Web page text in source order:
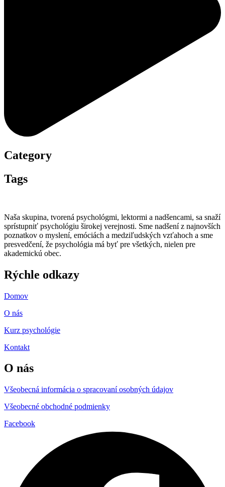
Category
Tags
Naša skupina, tvorená psychológmi, lektormi a nadšencami, sa snaží
sprístupniť psychológiu širokej verejnosti. Sme nadšení z najnovších
poznatkov o myslení, emóciách a medziľudských vzťahoch a sme
presvedčení, že psychológia má byť pre všetkých, nielen pre
akademickú obec.
Rýchle odkazy
Domov
O nás
Kurz psychológie
Kontakt
O nás
Všeobecná informácia o spracovaní osobných údajov
Všeobecné obchodné podmienky
Facebook